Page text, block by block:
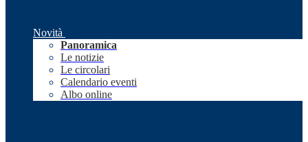
Novità
Panoramica
Le notizie
Le circolari
Calendario eventi
Albo online